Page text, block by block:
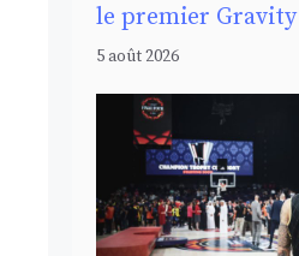
le premier Gravity
5 août 2026